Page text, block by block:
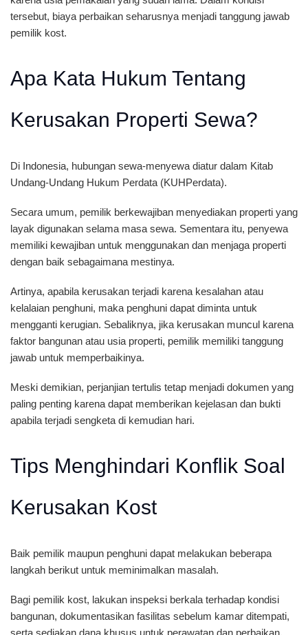
tersebut, biaya perbaikan seharusnya menjadi tanggung jawab
pemilik kost.
Apa Kata Hukum Tentang
Kerusakan Properti Sewa?
Di Indonesia, hubungan sewa-menyewa diatur dalam Kitab
Undang-Undang Hukum Perdata (KUHPerdata).
Secara umum, pemilik berkewajiban menyediakan properti yang
layak digunakan selama masa sewa. Sementara itu, penyewa
memiliki kewajiban untuk menggunakan dan menjaga properti
dengan baik sebagaimana mestinya.
Artinya, apabila kerusakan terjadi karena kesalahan atau
kelalaian penghuni, maka penghuni dapat diminta untuk
mengganti kerugian. Sebaliknya, jika kerusakan muncul karena
faktor bangunan atau usia properti, pemilik memiliki tanggung
jawab untuk memperbaikinya.
Meski demikian, perjanjian tertulis tetap menjadi dokumen yang
paling penting karena dapat memberikan kejelasan dan bukti
apabila terjadi sengketa di kemudian hari.
Tips Menghindari Konflik Soal
Kerusakan Kost
Baik pemilik maupun penghuni dapat melakukan beberapa
langkah berikut untuk meminimalkan masalah.
Bagi pemilik kost, lakukan inspeksi berkala terhadap kondisi
bangunan, dokumentasikan fasilitas sebelum kamar ditempati,